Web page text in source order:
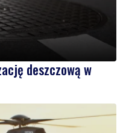
deszczową w